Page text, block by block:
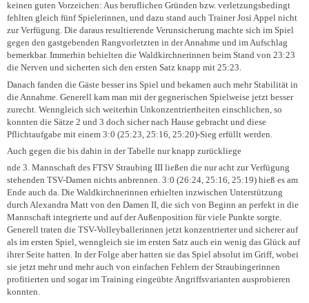
keinen guten Vorzeichen: Aus beruflichen Gründen bzw. verletzungsbedingt
fehlten gleich fünf Spielerinnen, und dazu stand auch Trainer Josi Appel nicht
zur Verfügung. Die daraus resultierende Verunsicherung machte sich im Spiel
gegen den gastgebenden Rangvorletzten in der Annahme und im Aufschlag
bemerkbar. Immerhin behielten die Waldkirchnerinnen beim Stand von 23:23
die Nerven und sicherten sich den ersten Satz knapp mit 25:23.
Danach fanden die Gäste besser ins Spiel und bekamen auch mehr Stabilität in
die Annahme. Generell kam man mit der gegnerischen Spielweise jetzt besser
zurecht. Wenngleich sich weiterhin Unkonzentriertheiten einschlichen, so
konnten die Sätze 2 und 3 doch sicher nach Hause gebracht und diese
Pflichtaufgabe mit einem 3:0 (25:23, 25:16, 25:20)-Sieg erfüllt werden.
Auch gegen die bis dahin in der Tabelle nur knapp zurückliege
nde 3. Mannschaft des FTSV Straubing III ließen die nur acht zur Verfügung
stehenden TSV-Damen nichts anbrennen. 3:0 (26:24, 25:16, 25:19) hieß es am
Ende auch da. Die Waldkirchnerinnen erhielten inzwischen Unterstützung
durch Alexandra Matt von den Damen II, die sich von Beginn an perfekt in die
Mannschaft integrierte und auf der Außenposition für viele Punkte sorgte.
Generell traten die TSV-Volleyballerinnen jetzt konzentrierter und sicherer auf
als im ersten Spiel, wenngleich sie im ersten Satz auch ein wenig das Glück auf
ihrer Seite hatten. In der Folge aber hatten sie das Spiel absolut im Griff, wobei
sie jetzt mehr und mehr auch von einfachen Fehlern der Straubingerinnen
profitierten und sogar im Training eingeübte Angriffsvarianten ausprobieren
konnten.